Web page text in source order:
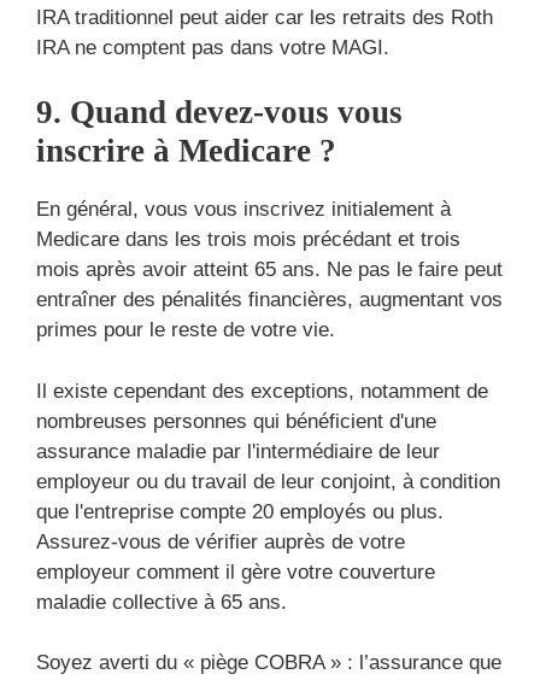
IRA traditionnel peut aider car les retraits des Roth
IRA ne comptent pas dans votre MAGI.
9. Quand devez-vous vous
inscrire à Medicare ?
En général, vous vous inscrivez initialement à
Medicare dans les trois mois précédant et trois
mois après avoir atteint 65 ans. Ne pas le faire peut
entraîner des pénalités financières, augmentant vos
primes pour le reste de votre vie.
Il existe cependant des exceptions, notamment de
nombreuses personnes qui bénéficient d'une
assurance maladie par l'intermédiaire de leur
employeur ou du travail de leur conjoint, à condition
que l'entreprise compte 20 employés ou plus.
Assurez-vous de vérifier auprès de votre
employeur comment il gère votre couverture
maladie collective à 65 ans.
Soyez averti du « piège COBRA » : l’assurance que